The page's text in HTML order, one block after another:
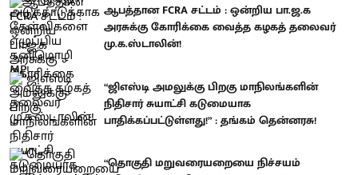
ஆபத்தான FCRA சட்டம் : ஒன்றிய பா.ஜ.க
அரசுக்கு கோரிக்கை வைத்த கழகத் தலைவர்
மு.க.ஸ்டாலின்!
“ஜிஎஸ்டி அமலுக்கு பிறகு மாநிலங்களின்
நிதிசார் சுயாட்சி கடுமையாக
பாதிக்கப்பட்டுள்ளது!” : தங்கம் தென்னரசு!
“தொகுதி மறுவரையறையை நிச்சயம்